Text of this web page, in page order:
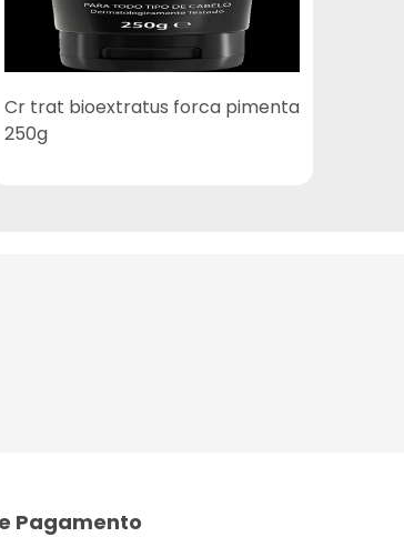
Cr trat bioextratus forca pimenta
250g
Pagamento